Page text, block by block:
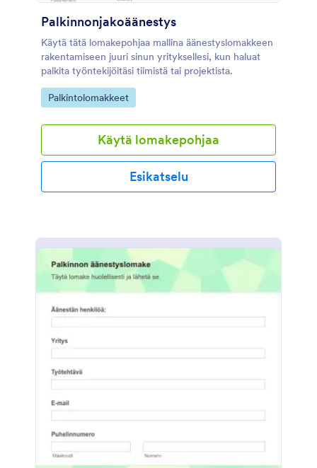
Palkinnonjakoäänestys
Käytä tätä lomakepohjaa mallina äänestyslomakkeen
rakentamiseen juuri sinun yrityksellesi, kun haluat
palkita työntekijöitäsi tiimistä tai projektista.
Go to Category:
Palkintolomakkeet
Käytä lomakepohjaa
Esikatselu